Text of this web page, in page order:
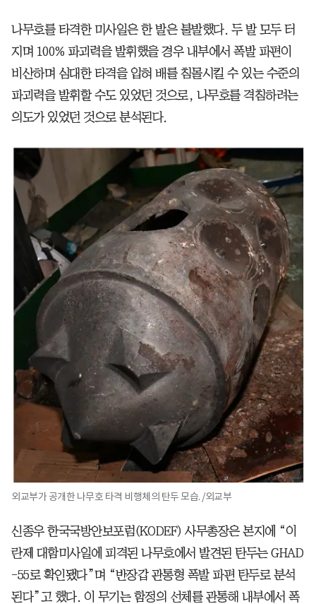
나무호를 타격한 미사일은 한 발은 불발했다. 두 발 모두 터
지며 100% 파괴력을 발휘했을 경우 내부에서 폭발 파편이
비산하며 심대한 타격을 입혀 배를 침몰시킬 수 있는 수준의
파괴력을 발휘할 수도 있었던 것으로, 나무호를 격침하려는
의도가 있었던 것으로 분석된다.
외교부가 공개한 나무호 타격 비행체의 탄두 모습. /외교부
신종우 한국국방안보포럼(KODEF) 사무총장은 본지에 “이
란제 대함미사일에 피격된 나무호에서 발견된 탄두는 GHAD
-55로 확인됐다”며 “반장갑 관통형 폭발 파편 탄두로 분석
된다”고 했다. 이 무기는 함정의 선체를 관통해 내부에서 폭